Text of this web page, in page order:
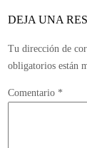
DEJA UNA
Tu dirección de
obligatorios están
Comentario *